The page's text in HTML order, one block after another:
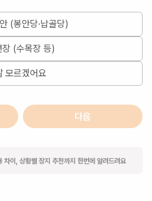
(봉안당·납골당)
장 (수목장 등)
모르겠어요
다음
차이, 상황별 장지 추천까지 한번에 알려드려요